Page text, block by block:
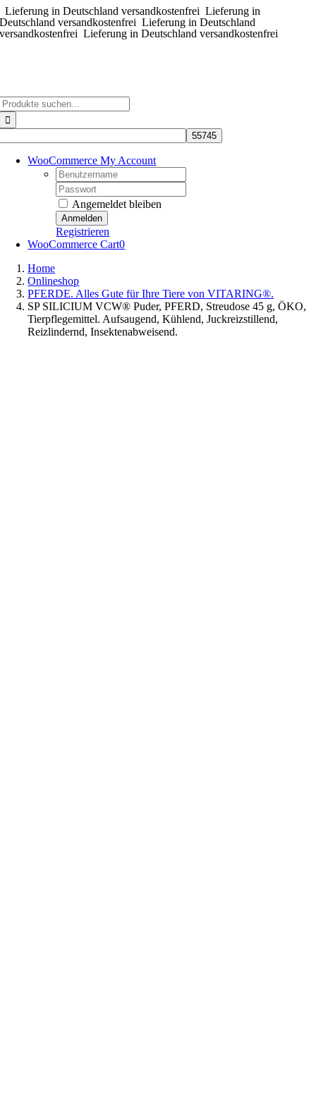
Zum
Inhalt
springen
Lieferung in Deutschland versandkostenfreiLieferung in
Deutschland versandkostenfrei Lieferung in Deutschland
versandkostenfreiLieferung in Deutschland versandkostenfrei
WooCommerce My Account
Username:
Password:
Angemeldet bleiben
Registrieren
WooCommerce Cart0
Home
Onlineshop
PFERDE. Alles Gute für Ihre Tiere von VITARING®.
SP SILICIUM VCW® Puder, PFERD, Streudose 45 g, ÖKO,
Tierpflegemittel. Aufsaugend, Kühlend, Juckreizstillend,
Reizlindernd, Insektenabweisend.